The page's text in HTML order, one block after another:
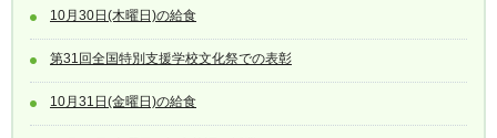
10月30日(木曜日)の給食
第31回全国特別支援学校文化祭での表彰
10月31日(金曜日)の給食